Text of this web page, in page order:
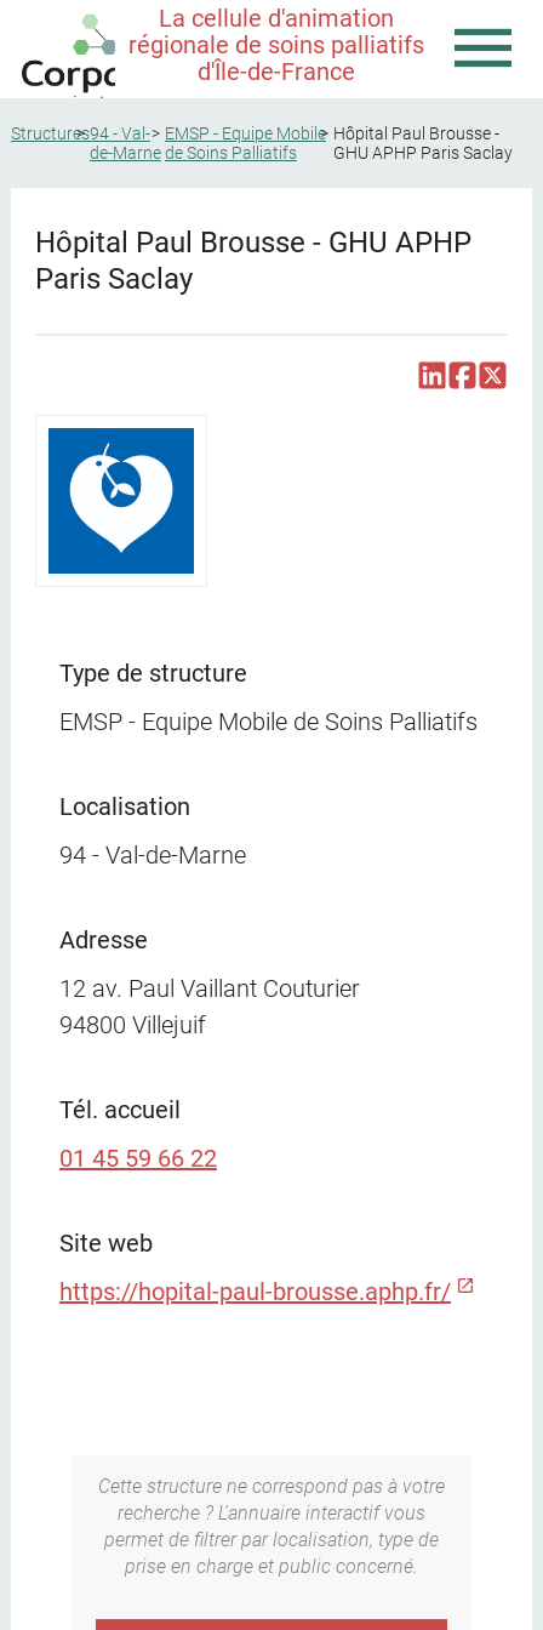
La cellule d'animation
régionale de soins palliatifs
d'Île-de-France
Structures94 - Val-
de-Marne
EMSP - Equipe Mobile
de Soins Palliatifs
Hôpital Paul Brousse -
GHU APHP Paris Saclay
Hôpital Paul Brousse - GHU APHP
Paris Saclay
Type de structure
EMSP - Equipe Mobile de Soins Palliatifs
Localisation
94 - Val-de-Marne
Adresse
12 av. Paul Vaillant Couturier
94800 Villejuif
Tél. accueil
01 45 59 66 22
Site web
https://hopital-paul-brousse.aphp.fr/
Cette structure ne correspond pas à votre
recherche ? L'annuaire interactif vous
permet de filtrer par localisation, type de
prise en charge et public concerné.